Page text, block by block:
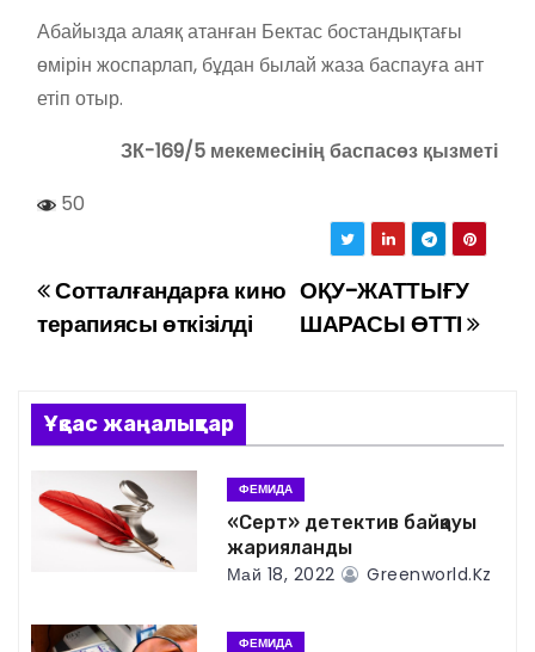
Абайызда алаяқ атанған Бектас бостандықтағы
өмірін жоспарлап, бұдан былай жаза баспауға ант
етіп отыр.
ЗК-169/5 мекемесінің баспасөз қызметі
50
Н
в
и
г
ОҚУ-ЖАТТЫҒУ
ШАРАСЫ ӨТТІ
Сотталғандарға кино
терапиясы өткізілді
Ұқсас жаңалықтар
ФЕМИДА
«Серт» детектив байқауы
жарияланды
Май 18, 2022 Greenworld.kz
ФЕМИДА